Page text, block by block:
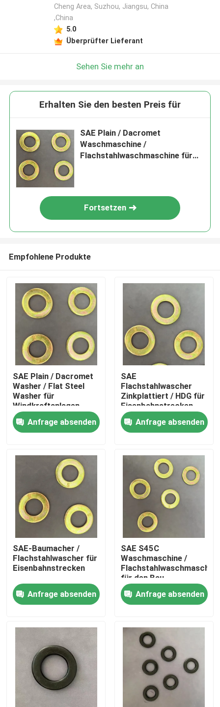
Startseite
Fabrik Tour
Qualitätskontrolle
Verhärtetes Stahlwaschgerät
Strukturalstahlspüler
Cheng Area, Suzhou, Jiangsu, China
,China
5.0
Überprüfter Lieferant
Sehen Sie mehr an
Erhalten Sie den besten Preis für
SAE Plain / Dacromet
Waschmaschine /
Flachstahlwaschmaschine für
Fortsetzen
Empfohlene Produkte
SAE Plain / Dacromet
Washer / Flat Steel
Washer für
Windkraftanlagen
Anfrage absenden
SAE
Flachstahlwascher
Zinkplattiert / HDG für
Eisenbahnstrecken
Anfrage absenden
SAE-Baumacher /
Flachstahlwascher für
Eisenbahnstrecken
Anfrage absenden
SAE S45C
Waschmaschine /
Flachstahlwaschmaschine
für den Bau
Anfrage absenden